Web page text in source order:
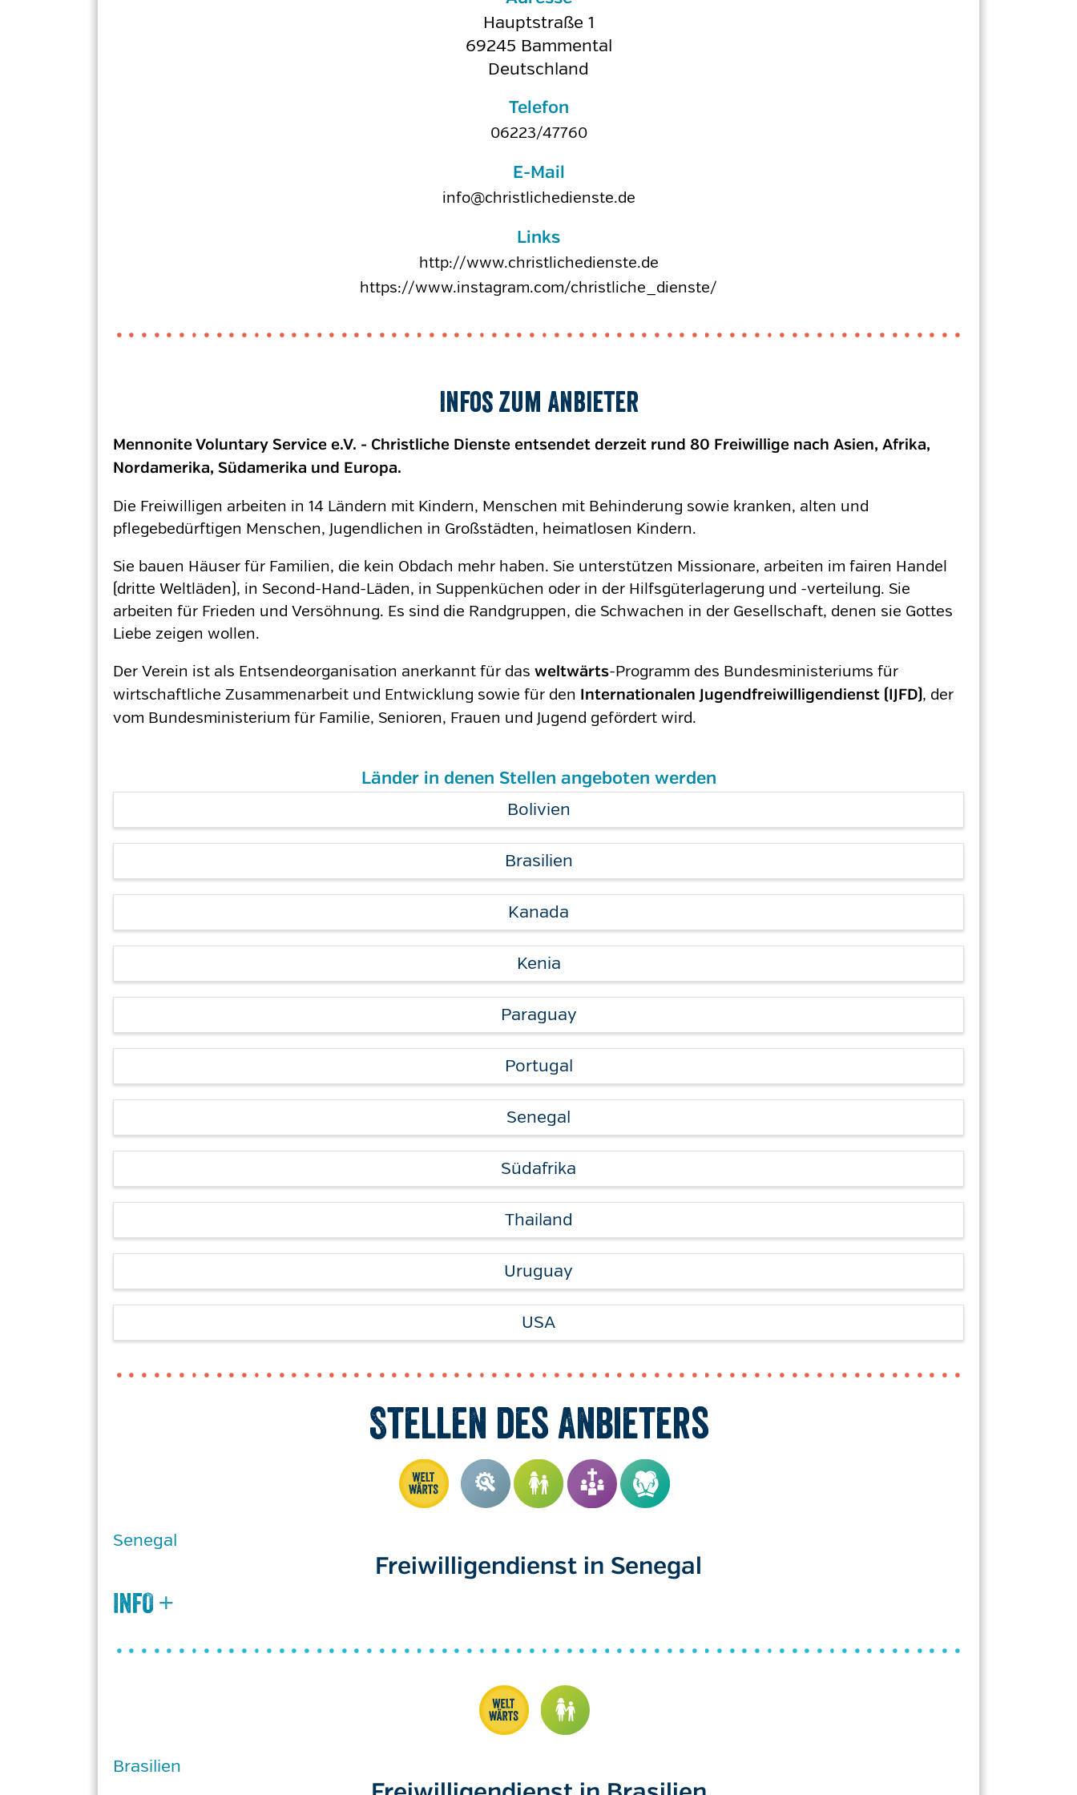
Hauptstraße 1
69245 Bammental
Deutschland
Telefon
06223/47760
E-Mail
info@christlichedienste.de
Links
http://www.christlichedienste.de
https://www.instagram.com/christliche_dienste/
Infos zum Anbieter
Mennonite Voluntary Service e.V. - Christliche Dienste entsendet derzeit rund 80 Freiwillige nach Asien, Afrika,
Nordamerika, Südamerika und Europa.
Die Freiwilligen arbeiten in 14 Ländern mit Kindern, Menschen mit Behinderung sowie kranken, alten und
pflegebedürftigen Menschen, Jugendlichen in Großstädten, heimatlosen Kindern.
Sie bauen Häuser für Familien, die kein Obdach mehr haben. Sie unterstützen Missionare, arbeiten im fairen Handel
(dritte Weltläden), in Second-Hand-Läden, in Suppenküchen oder in der Hilfsgüterlagerung und -verteilung. Sie
arbeiten für Frieden und Versöhnung. Es sind die Randgruppen, die Schwachen in der Gesellschaft, denen sie Gottes
Liebe zeigen wollen.
Der Verein ist als Entsendeorganisation anerkannt für das weltwärts-Programm des Bundesministeriums für
wirtschaftliche Zusammenarbeit und Entwicklung sowie für den
Internationalen Jugendfreiwilligendienst (IJFD) , der
vom Bundesministerium für Familie, Senioren, Frauen und Jugend gefördert wird.
Länder in denen Stellen angeboten werden
Bolivien
Brasilien
Kanada
Kenia
Paraguay
Portugal
Senegal
Südafrika
Thailand
Uruguay
USA
Stellen des Anbieters
Senegal
Freiwilligendienst in Senegal
Brasilien